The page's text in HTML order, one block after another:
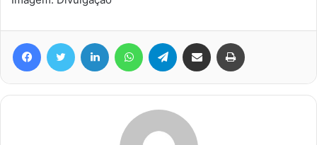
FacebookTwitter Linkedin WhatsAppTelegram Compartilhar via e-mail